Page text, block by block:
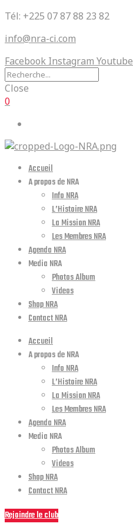
Tél: +225 07 87 88 23 82
info@nra-ci.com
Facebook Instagram Youtube
Close
0
Accueil
A propos de NRA
Info NRA
L’Histoire NRA
La Mission NRA
Les Membres NRA
Agenda NRA
Media NRA
Photos Album
Videos
Shop NRA
Contact NRA
Accueil
A propos de NRA
Info NRA
L’Histoire NRA
La Mission NRA
Les Membres NRA
Agenda NRA
Media NRA
Photos Album
Videos
Shop NRA
Contact NRA
Rejoindre le club